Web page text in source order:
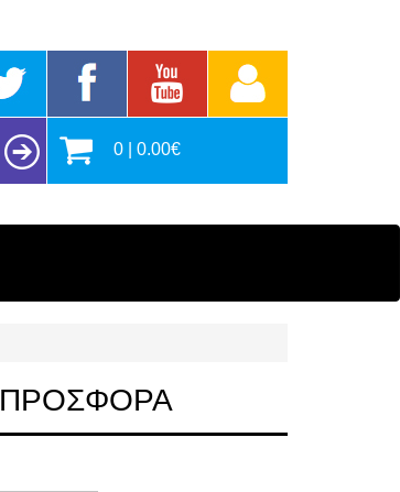
0 | 0.00€
ΠΡΟΣΦΟΡΑ